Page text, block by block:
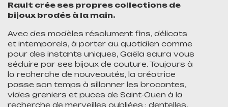
Rault crée ses propres collections de
bijoux brodés à la main.
Avec des modèles résolument fins, délicats
et intemporels, à porter au quotidien comme
pour des instants uniques, Gaëla saura vous
séduire par ses bijoux de couture. Toujours à
la recherche de nouveautés, la créatrice
passe son temps à sillonner les brocantes,
vides greniers et puces de Saint-Ouen à la
recherche de merveilles oubliées : dentelles,